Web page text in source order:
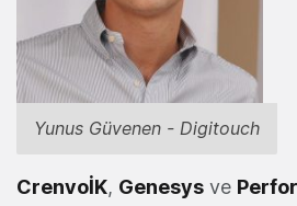
Yunus Güvenen - Digitouch
CrenvoİK, Genesys ve